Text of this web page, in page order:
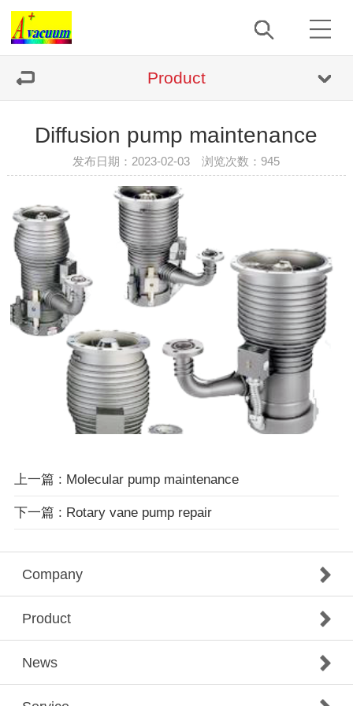
Product
Diffusion pump maintenance
发布日期：2023-02-03 浏览次数： 945
上一篇 : Molecular pump maintenance
下一篇 : Rotary vane pump repair
Company
Product
News